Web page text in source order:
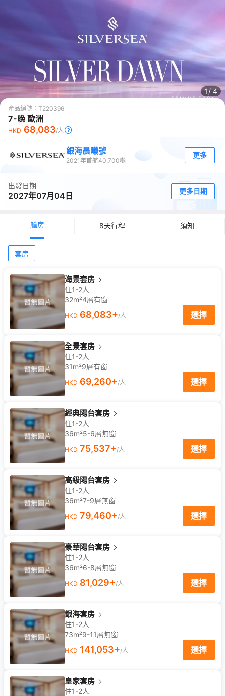
1/ 4
產品編號： T220396
7-晚 歐洲
HKD 68,083/人
銀海晨曦號
2021年首航40,700噸
更多
出發日期
2027年07月04日 更多日期
艙房 8天行程 須知
套房
海景套房
住1-2人
32m²4層有窗
HKD 68,083+/人 選擇
全景套房
住1-2人
31m²9層有窗
HKD 69,260+/人 選擇
經典陽台套房
住1-2人
36m²5-6層無窗
HKD 75,537+/人 選擇
高級陽台套房
住1-2人
36m²7-9層無窗
HKD 79,460+/人 選擇
豪華陽台套房
住1-2人
36m²6-8層無窗
HKD 81,029+/人 選擇
銀海套房
住1-2人
73m²9-11層無窗
HKD 141,053+/人 選擇
皇家套房
住1-2人